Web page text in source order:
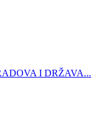
I DRŽAVA...